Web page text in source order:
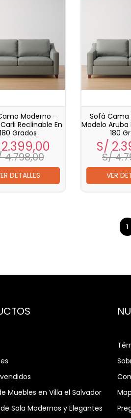
Moderno -
Reclinable En
180 Grados
Precio
4.798,00
DETALLES
Sofá
Modelo Aruba
180
S/
S/
VER
1
Muebles en Villa el Salvador
Sala Modernos y Elegantes